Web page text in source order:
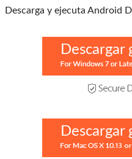
Descarga y ejecuta Android
Descargar
Descargar